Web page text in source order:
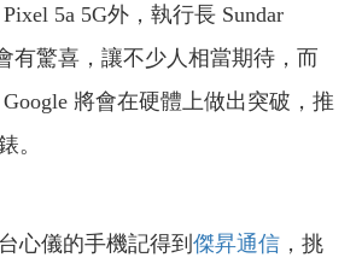
5a 5G外，執行長 Sundar
有驚喜，讓不少人相當期待，而
將會在硬體上做出突破，推
。
儀的手機記得到 傑昇通信 ，挑